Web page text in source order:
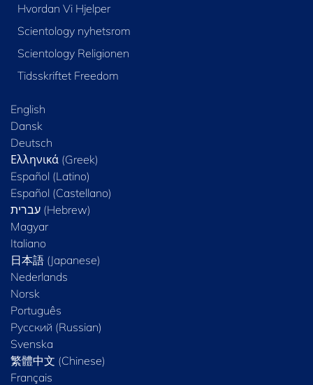
Hvordan Vi Hjelper
Scientology nyhetsrom
Scientology Religionen
Tidsskriftet Freedom
English
Dansk
Deutsch
Ελληνικά (Greek)
Español (Latino)
Español (Castellano)
Magyar
Italiano
日本語 (Japanese)
Nederlands
Norsk
Português
Русский (Russian)
Svenska
繁體中文 (Chinese)
Français